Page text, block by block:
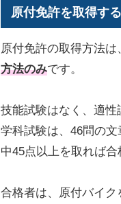
原付免許を取得す
原付免許の取得方法は
方法のみです。
技能試験はなく、適性
学科試験は、46問の
中45点以上を取れば合
合格者は、原付バイク